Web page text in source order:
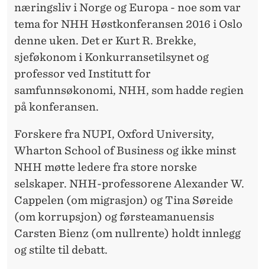
næringsliv i Norge og Europa - noe som var
tema for NHH Høstkonferansen 2016 i Oslo
denne uken. Det er Kurt R. Brekke,
sjeføkonom i Konkurransetilsynet og
professor ved Institutt for
samfunnsøkonomi, NHH, som hadde regien
på konferansen.
Forskere fra NUPI, Oxford University,
Wharton School of Business og ikke minst
NHH møtte ledere fra store norske
selskaper. NHH-professorene Alexander W.
Cappelen (om migrasjon) og Tina Søreide
(om korrupsjon) og førsteamanuensis
Carsten Bienz (om nullrente) holdt innlegg
og stilte til debatt.